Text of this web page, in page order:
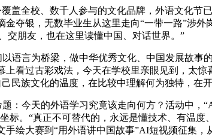
全校、数千人参与的文化品牌，外语文化节
夺银，无数毕业生从这里走向“一带一路”涉
朋友，也在这里读懂中国、对话世界。”
言为桥梁，做中华优秀文化、中国发展故事
看过古彩戏法，今天在学校里亲眼见到，太
族文化的温度，在比较中理解何为独特，在开
今天的外语学习究竟该走向何方？活动中，
标。“真正不可替代的，永远是懂技术、有温
绘大赛到“用外语讲中国故事”AI短视频征集